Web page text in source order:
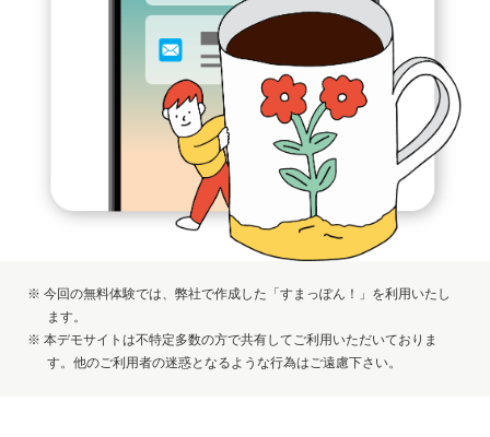
※ 今回の無料体験では、弊社で作成した「すまっぽん！」を利用いたし
ます。
※ 本デモサイトは不特定多数の方で共有してご利用いただいておりま
す。他のご利用者の迷惑となるような行為はご遠慮下さい。